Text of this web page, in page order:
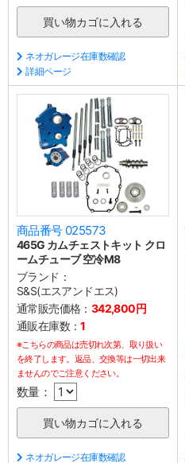
ネオガレージ在庫数確認
詳細ページ
商品番号 025573
465G カムチェストキット クロ
ームチューブ 空冷M8
ブランド：
S&S(エスアンドエス)
通常販売価格： 342,800円
通販在庫数：1
※こちらの商品は売切れ次第、取り扱い
を終了します。返品、交換等は一切出来
ませんのでご注意ください。
数量：
ネオガレージ在庫数確認